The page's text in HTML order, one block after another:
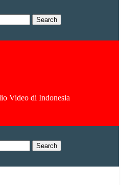
Video di Indonesia